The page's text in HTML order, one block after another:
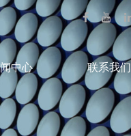
中心 联系我们